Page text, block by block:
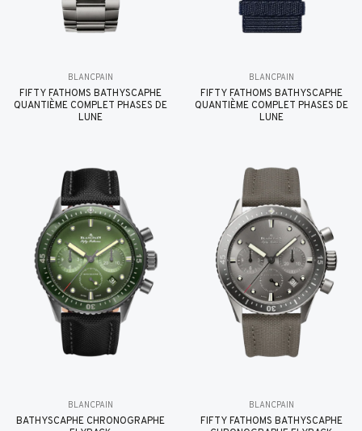
BLANCPAIN
FIFTY FATHOMS BATHYSCAPHE
QUANTIÈME COMPLET PHASES DE
LUNE
BLANCPAIN
FIFTY FATHOMS BATHYSCAPHE
QUANTIÈME COMPLET PHASES DE
LUNE
BLANCPAIN
BATHYSCAPHE CHRONOGRAPHE
BLANCPAIN
FIFTY FATHOMS BATHYSCAPHE